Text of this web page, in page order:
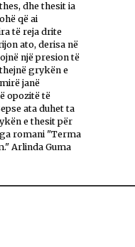
dhe thesit ia
që ai
të reja drite
ato, derisa në
një presion të
grykën e
janë
opozitë të
ata duhet ta
e thesit për
romani "Terma
Arlinda Guma